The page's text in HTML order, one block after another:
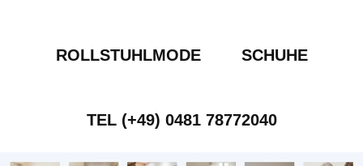
ROLLSTUHLMODE SCHUHE
TEL (+49) 0481 78772040